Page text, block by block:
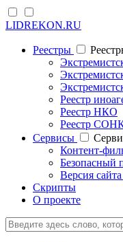
LIDREKON.RU
Реестры
Реестр
Реестр НКО
Реестр
Cервисы
Контент-
Безопасный
Версия
Скрипты
О проекте